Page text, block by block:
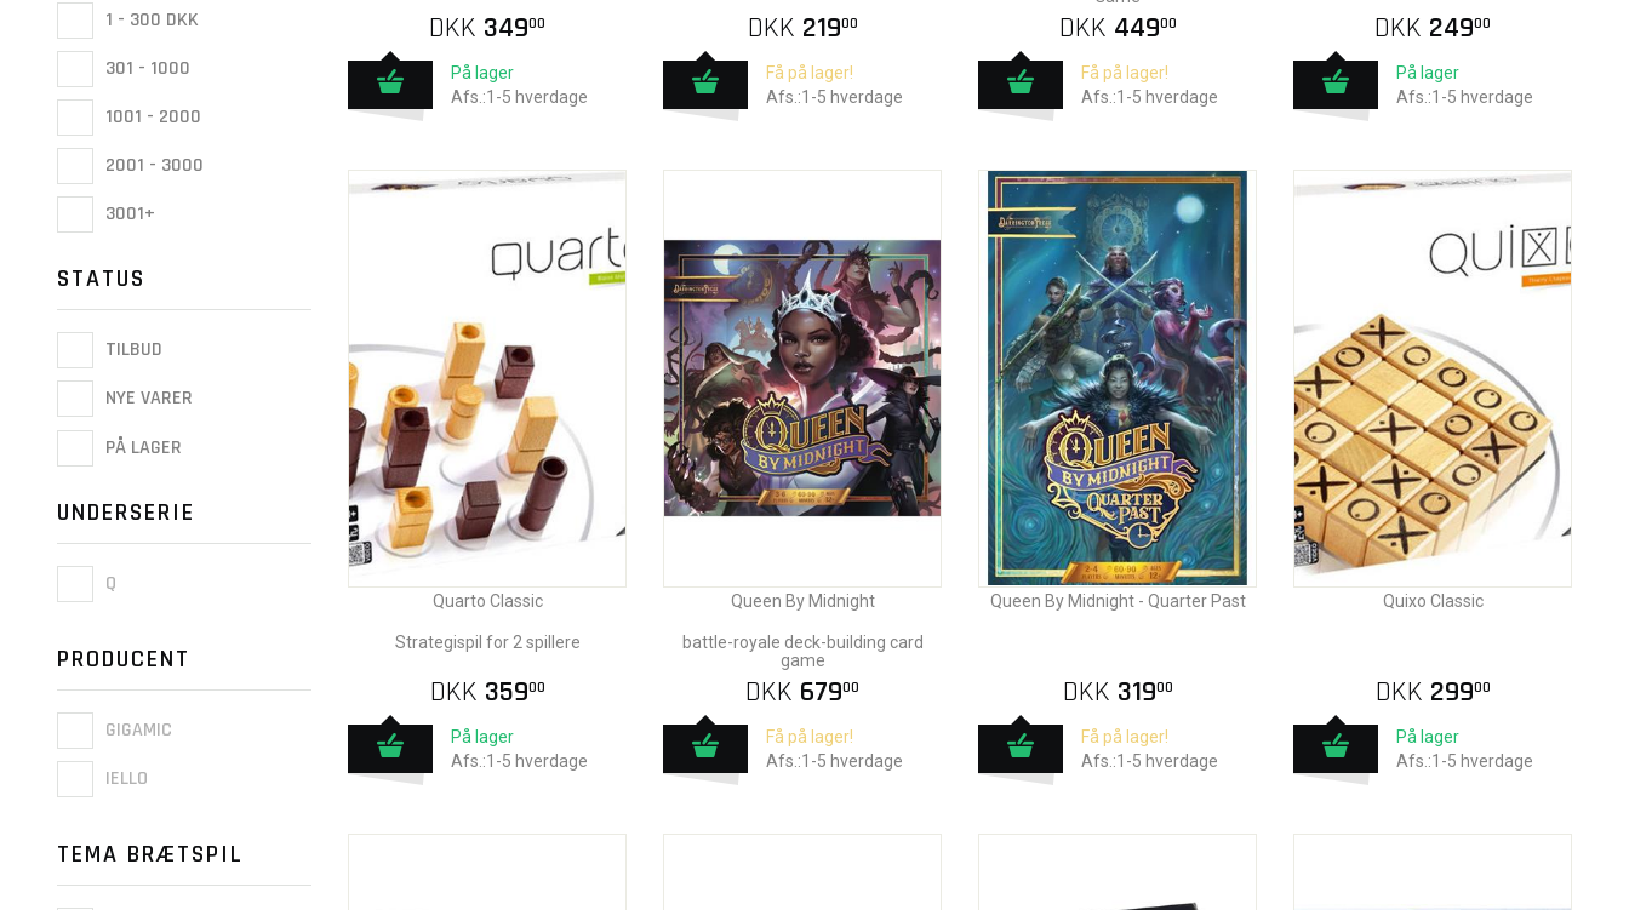
1 - 300 DKK
301 - 1000
1001 - 2000
2001 - 3000
3001+
STATUS
TILBUD
NYE VARER
PÅ LAGER
UNDERSERIE
Q
PRODUCENT
GIGAMIC
IELLO
TEMA BRÆTSPIL
DKK 34900
På lager
Afs.:1-5 hverdage
DKK 21900
Få på lager!
Afs.:1-5 hverdage
DKK 44900
Få på lager!
Afs.:1-5 hverdage
DKK 24900
På lager
Afs.:1-5 hverdage
Quarto Classic
Strategispil for 2 spillere
DKK 35900
På lager
Afs.:1-5 hverdage
Queen By Midnight
battle-royale deck-building card
game
DKK 67900
Få på lager!
Afs.:1-5 hverdage
Queen By Midnight - Quarter Past
DKK 31900
Få på lager!
Afs.:1-5 hverdage
Quixo Classic
DKK 29900
På lager
Afs.:1-5 hverdage